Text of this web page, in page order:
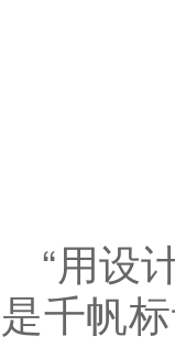
“用设
是千帆